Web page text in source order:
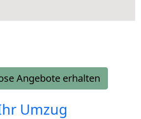
Angebote erhalten
Umzug